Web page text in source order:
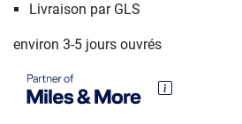
Livraison par GLS
environ 3-5 jours ouvrés